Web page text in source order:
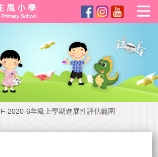
2020-6年級上學期進展性評估範圍